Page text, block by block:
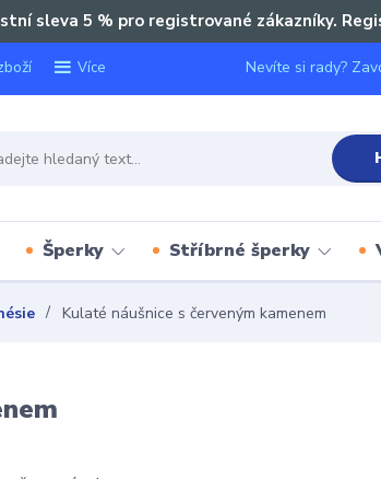
sleva 5 % pro registrované zákazníky.
Více Nevíte si rady?
Šperky Stříbrné šperky
Kulaté náušnice s červeným kamenem